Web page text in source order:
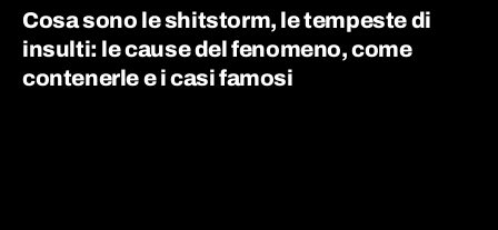
Cosa sono le shitstorm, le tempeste di
insulti: le cause del fenomeno, come
contenerle e i casi famosi